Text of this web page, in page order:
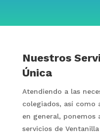
Nuestros
Única
Atendiendo a las
colegiados, así como
en general, ponemos
servicios de